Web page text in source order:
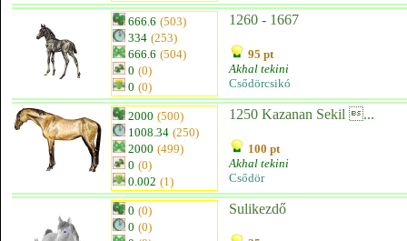
666.6 (503)
334 (253)
666.6 (504)
0 (0)
0 (0)
1260 - 1667
95 pt
Akhal tekini
Csődörcsikó
2000 (500)
1008.34 (250)
2000 (499)
0 (0)
0.002 (1)
1250 Kazanan Sekil ...
100 pt
Akhal tekini
Csődör
0 (0)
0 (0)
Sulikezdő